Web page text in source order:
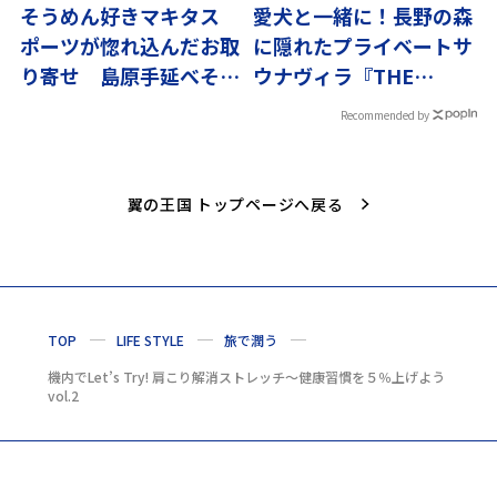
そうめん好きマキタス
ポーツが惚れ込んだお取
り寄せ 島原手延べそう
愛犬と一緒に！長野の森
に隠れたプライベートサ
ウナヴィラ『THE
BEITH』旅で潤う
Recommended by
翼の王国 トップページへ戻る
TOP LIFE STYLE
旅で潤う
機内でLet’s Try! 肩こり解消ストレッチ～健康習慣を５％上げよう
vol.2